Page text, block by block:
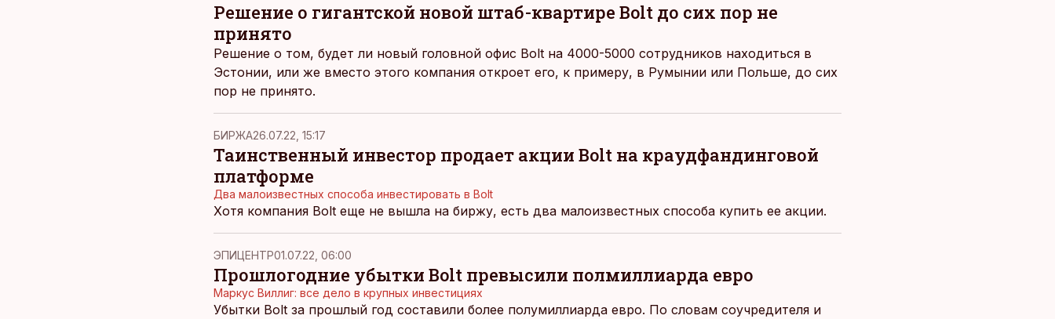
Решение о гигантской новой штаб-квартире Bolt до сих пор не
принято
Решение о том, будет ли новый головной офис Bolt на 4000-5000 сотрудников находиться в
Эстонии, или же вместо этого компания откроет его, к примеру, в Румынии или Польше, до сих
пор не принято.
БИРЖА26.07.22, 15:17
Таинственный инвестор продает акции Bolt на краудфандинговой
платформе
Два малоизвестных способа инвестировать в Bolt
Хотя компания Bolt еще не вышла на биржу, есть два малоизвестных способа купить ее акции.
ЭПИЦЕНТР01.07.22, 06:00
Прошлогодние убытки Bolt превысили полмиллиарда евро
Маркус Виллиг: все дело в крупных инвестициях
Убытки Bolt за прошлый год составили более полумиллиарда евро. По словам соучредителя и